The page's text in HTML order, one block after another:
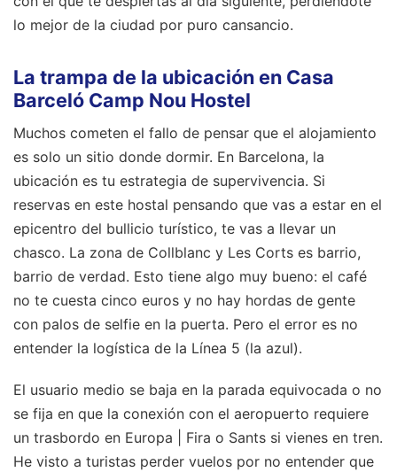
lo mejor de la ciudad por puro cansancio.
La trampa de la ubicación en Casa
Barceló Camp Nou Hostel
Muchos cometen el fallo de pensar que el alojamiento
es solo un sitio donde dormir. En Barcelona, la
ubicación es tu estrategia de supervivencia. Si
reservas en este hostal pensando que vas a estar en el
epicentro del bullicio turístico, te vas a llevar un
chasco. La zona de Collblanc y Les Corts es barrio,
barrio de verdad. Esto tiene algo muy bueno: el café
no te cuesta cinco euros y no hay hordas de gente
con palos de selfie en la puerta. Pero el error es no
entender la logística de la Línea 5 (la azul).
El usuario medio se baja en la parada equivocada o no
se fija en que la conexión con el aeropuerto requiere
un trasbordo en Europa | Fira o Sants si vienes en tren.
He visto a turistas perder vuelos por no entender que